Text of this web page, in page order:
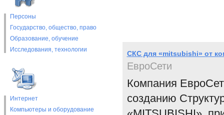
Персоны
Государство, общество, право
Образование, обучение
Исследования, технологии
Интернет
Компьютеры и оборудование
СКС для «mitsubishi» от
ЕвроСети
Компания
созданию